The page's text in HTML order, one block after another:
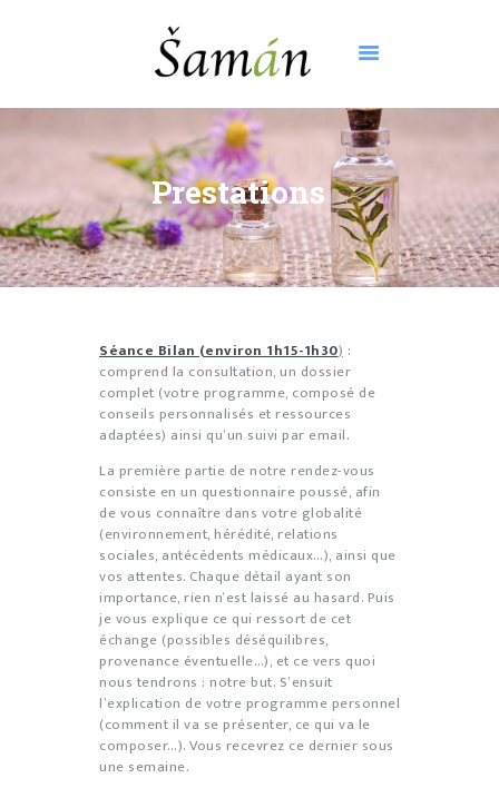
Prestations
ACCUEIL
À PROPOS
RENDEZ-VOUS
TARIFS
PRESTATIONS
BOUTIQUE
Séance Bilan (environ 1h15-1h30) :
comprend la consultation, un dossier
complet (votre programme, composé de
conseils personnalisés et ressources
adaptées) ainsi qu’un suivi par email.
La première partie de notre rendez-vous
consiste en un questionnaire poussé, afin
de vous connaître dans votre globalité
(environnement, hérédité, relations
sociales, antécédents médicaux…), ainsi que
vos attentes. Chaque détail ayant son
importance, rien n’est laissé au hasard. Puis
je vous explique ce qui ressort de cet
échange (possibles déséquilibres,
provenance éventuelle…), et ce vers quoi
nous tendrons : notre but. S’ensuit
l’explication de votre programme personnel
(comment il va se présenter, ce qui va le
composer…). Vous recevrez ce dernier sous
une semaine.